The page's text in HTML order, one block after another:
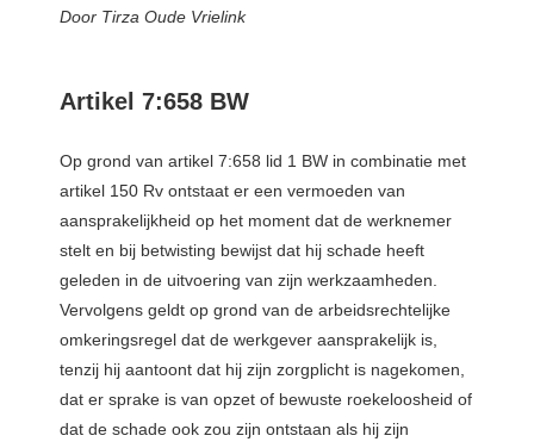
Door Tirza Oude Vrielink
Artikel 7:658 BW
Op grond van artikel 7:658 lid 1 BW in combinatie met
artikel 150 Rv ontstaat er een vermoeden van
aansprakelijkheid op het moment dat de werknemer
stelt en bij betwisting bewijst dat hij schade heeft
geleden in de uitvoering van zijn werkzaamheden.
Vervolgens geldt op grond van de arbeidsrechtelijke
omkeringsregel dat de werkgever aansprakelijk is,
tenzij hij aantoont dat hij zijn zorgplicht is nagekomen,
dat er sprake is van opzet of bewuste roekeloosheid of
dat de schade ook zou zijn ontstaan als hij zijn